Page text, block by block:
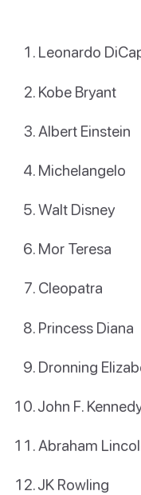
Leonardo
Kobe Bryant
Albert Einstein
Michelangelo
Walt Disney
Mor Teresa
Cleopatra
Princess Diana
Dronning
John F.
Abraham
JK Rowling